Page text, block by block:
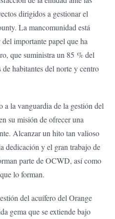
dirigidos a gestionar el
La mancomunidad está
importante papel que ha
que suministra un 85 % del
habitantes del norte y centro
la vanguardia de la gestión del
su misión de ofrecer una
Alcanzar un hito tan valioso
dedicación y el gran trabajo de
parte de OCWD, así como
lo forman.
del acuífero del Orange
gema que se extiende bajo